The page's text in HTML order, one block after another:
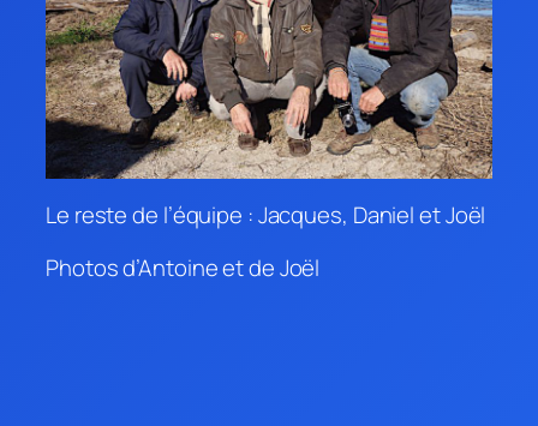
Le reste de l’équipe : Jacques, Daniel et Joël
Photos d’Antoine et de Joël